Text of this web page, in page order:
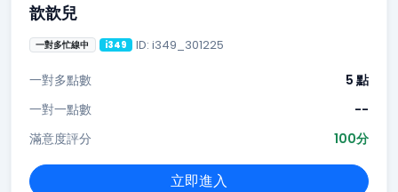
歆歆兒
一對多忙線中 i349 ID: i349_301225
一對多點數
5 點
一對一點數
--
滿意度評分
100分
立即進入